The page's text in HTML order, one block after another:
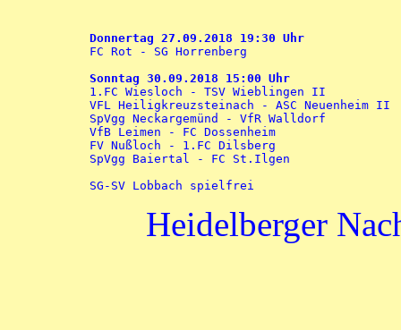
Donnertag 27.09.2018 19:30 Uhr
FC Rot - SG Horrenberg
Sonntag 30.09.2018 15:00 Uhr
1.FC Wiesloch - TSV Wieblingen II
VFL Heiligkreuzsteinach - ASC Neuenheim II
SpVgg Neckargemünd - VfR Walldorf
VfB Leimen - FC Dossenheim
FV Nußloch - 1.FC Dilsberg
SpVgg Baiertal - FC St.Ilgen
Heidelberger